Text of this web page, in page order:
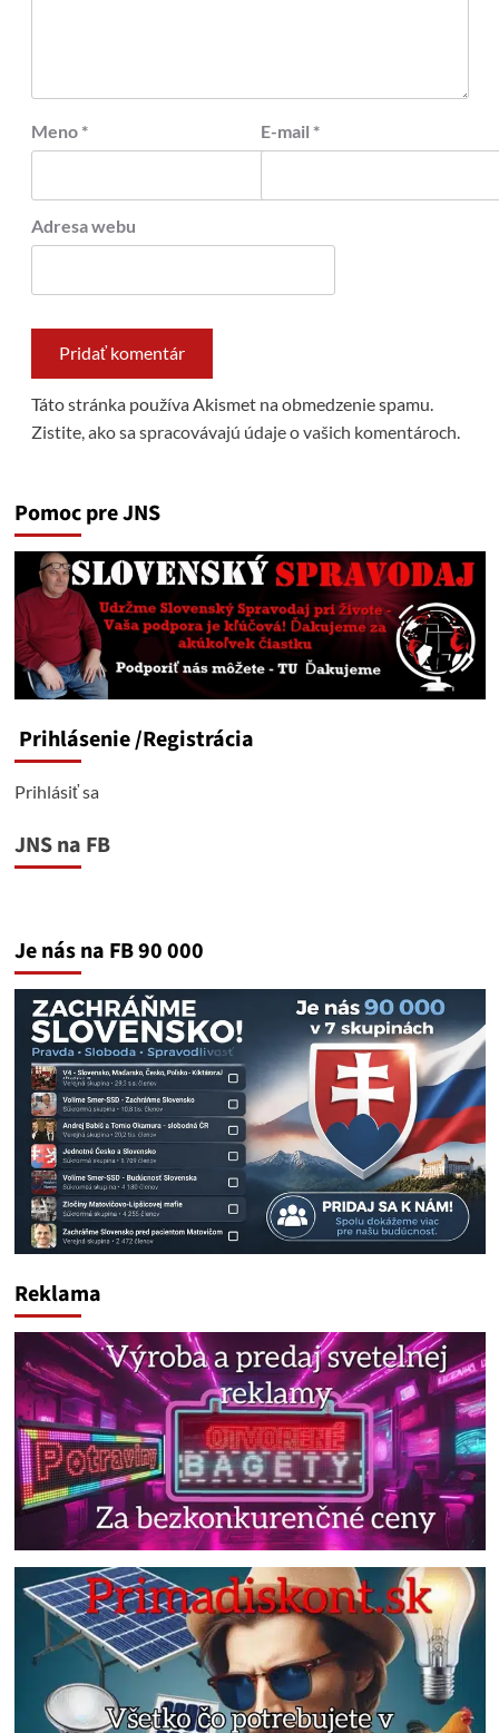
Meno * E-mail *
Adresa webu
Táto stránka používa Akismet na obmedzenie spamu.
Zistite, ako sa spracovávajú údaje o vašich komentároch.
Pomoc pre JNS
Prihlásenie/Registrácia
Prihlásiť sa
JNS na FB
Je nás na FB 90 000
Reklama